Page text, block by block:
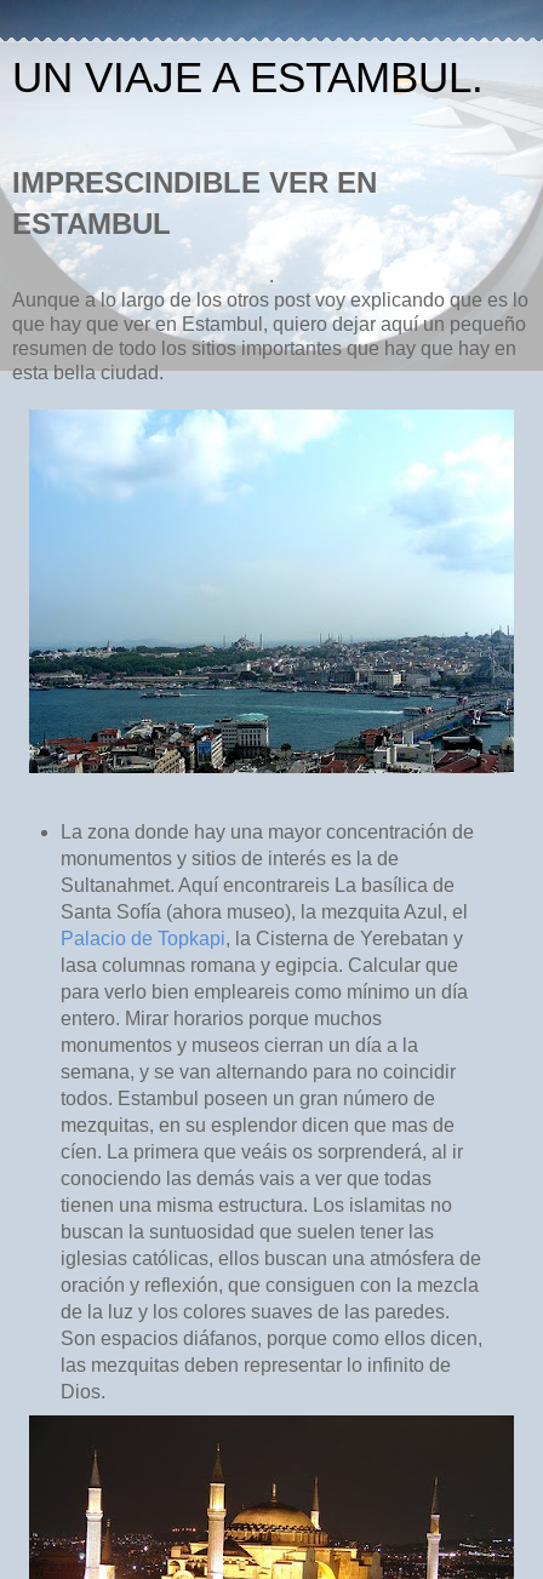
UN VIAJE A ESTAMBUL.
IMPRESCINDIBLE VER EN
ESTAMBUL
.
Aunque a lo largo de los otros post voy explicando que es lo
que hay que ver en Estambul, quiero dejar aquí un pequeño
resumen de todo los sitios importantes que hay que hay en
esta bella ciudad.
La zona donde hay una mayor concentración de
monumentos y sitios de interés es la de
Sultanahmet. Aquí encontrareis La basílica de
Santa Sofía (ahora museo), la mezquita Azul, el
Palacio de Topkapi, la Cisterna de Yerebatan y
lasa columnas romana y egipcia. Calcular que
para verlo bien empleareis como mínimo un día
entero. Mirar horarios porque muchos
monumentos y museos cierran un día a la
semana, y se van alternando para no coincidir
todos. Estambul poseen un gran número de
mezquitas, en su esplendor dicen que mas de
cíen. La primera que veáis os sorprenderá, al ir
conociendo las demás vais a ver que todas
tienen una misma estructura. Los islamitas no
buscan la suntuosidad que suelen tener las
iglesias católicas, ellos buscan una atmósfera de
oración y reflexión, que consiguen con la mezcla
de la luz y los colores suaves de las paredes.
Son espacios diáfanos, porque como ellos dicen,
las mezquitas deben representar lo infinito de
Dios.